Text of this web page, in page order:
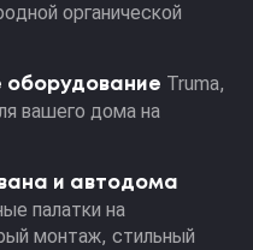
органической
оборудование Truma,
вашего дома на
и автодома
палатки на
монтаж, стильный